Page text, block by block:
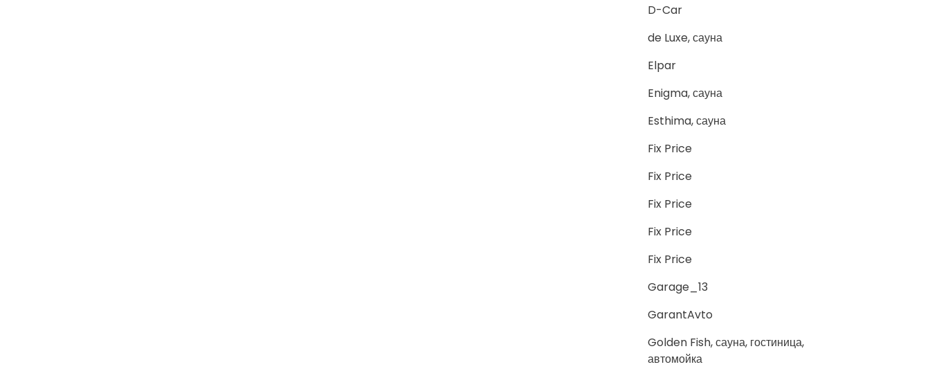
D-Car
de Luxe, сауна
Elpar
Enigma, сауна
Esthima, сауна
Fix Price
Fix Price
Fix Price
Fix Price
Fix Price
Garage_13
GarantAvto
Golden Fish, сауна, гостиница,
автомойка